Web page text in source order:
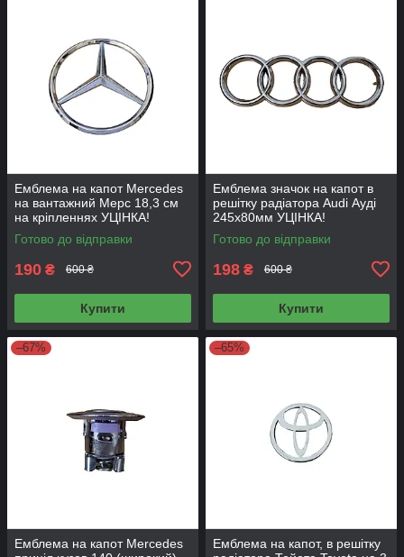
Емблема на капот Mercedes
на вантажний Мерс 18,3 см
на кріпленнях УЦІНКА!
Готово до відправки
190 ₴ 600 ₴
Купити
Емблема значок на капот в
решітку радіатора Audi Ауді
245х80мм УЦІНКА!
Готово до відправки
198 ₴ 600 ₴
Купити
–67%
Емблема на капот Mercedes
–65%
Емблема на капот, в решітку